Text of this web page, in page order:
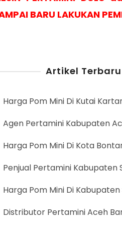
BARU LAKUKAN
Artikel Terbaru
Harga Pom Mini Di Kutai
Agen Pertamini Kabupaten
Harga Pom Mini Di Kota
Penjual Pertamini Kabupaten
Harga Pom Mini Di
Distributor Pertamini Aceh